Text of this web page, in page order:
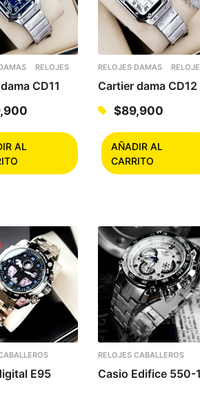
RELOJES
CD11
AL
RELOJES DAMAS
Cartier dama CD12
$89,900
AÑADIR AL
CARRITO
E95
RELOJES CABALLEROS
Casio Edifice 550-1